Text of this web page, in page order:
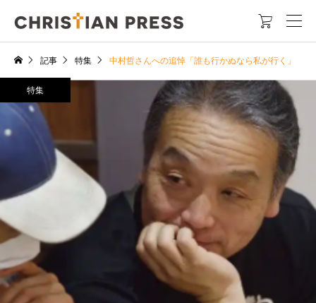

記事 特集 中村哲さんへの追悼「誰も行かぬなら私が行く」
特集